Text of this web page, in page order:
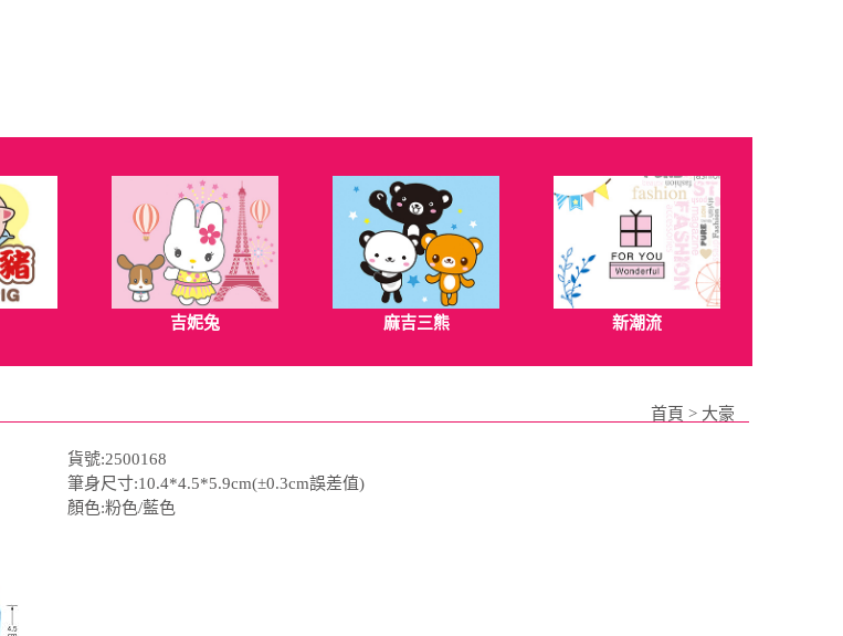
吉妮兔 麻吉三熊 新潮流
首頁 > 大豪
貨號:2500168
筆身尺寸:10.4*4.5*5.9cm(±0.3cm誤差值)
顏色:粉色/藍色